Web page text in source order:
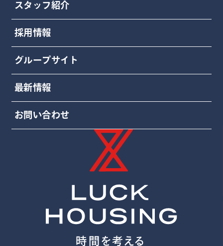
スタッフ紹介
採用情報
グループサイト
最新情報
お問い合わせ